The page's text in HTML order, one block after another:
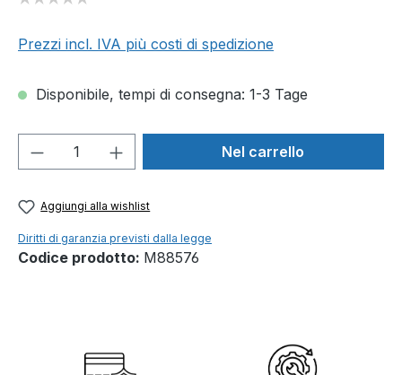
Prezzi incl. IVA più costi di spedizione
Disponibile, tempi di consegna: 1-3 Tage
Quantità del prodotto: inserisci la
Nel carrello
Aggiungi alla wishlist
Diritti di garanzia previsti dalla legge
Codice prodotto: M88576